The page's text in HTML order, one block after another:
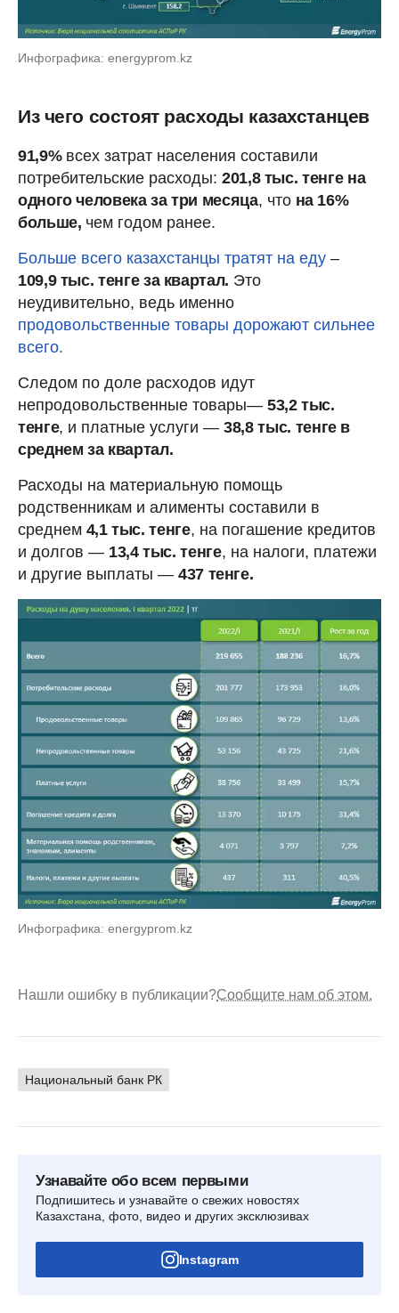
Инфографика: energyprom.kz
Из чего состоят расходы казахстанцев
91,9%всех затрат населения составили
потребительские расходы: 201,8 тыс. тенге на
одного человека за три месяца, что на 16%
больше, чем годом ранее.
Больше всего казахстанцы тратят на еду –
109,9 тыс. тенге за квартал. Это
неудивительно, ведь именно
продовольственные товары дорожают сильнее
всего.
Следом по доле расходов идут
непродовольственные товары— 53,2 тыс.
тенге, и платные услуги —38,8 тыс. тенге в
среднем за квартал.
Расходы на материальную помощь
родственникам и алименты составили в
среднем 4,1 тыс. тенге, на погашение кредитов
и долгов — 13,4 тыс. тенге, на налоги, платежи
и другие выплаты — 437 тенге.
Инфографика: energyprom.kz
Нашли ошибку в публикации?Сообщите нам об этом.
Национальный банк РК
Узнавайте обо всем первыми
Подпишитесь и узнавайте о свежих новостях
Казахстана, фото, видео и других эксклюзивах
Instagram